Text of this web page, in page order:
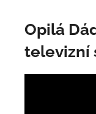
Opilá
televizní